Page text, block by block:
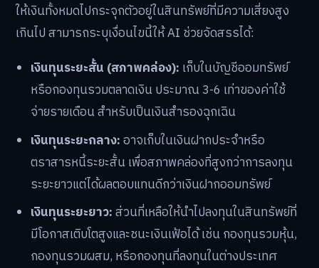
ให้เงินทั้งหมดไปกระจุกตัวอยู่ในสินทรัพย์ที่มีความเสี่ยงสูง
เกินไป สามารถระบุเงื่อนไขนี้ให้ AI ช่วยจัดสรรได้:
เงินทุนระยะสั้น (สภาพคล่อง): เก็บในบัญชีออมทรัพย์
หรือกองทุนรวมตลาดเงิน ประมาณ 3-6 เท่าของค่าใช้
จ่ายรายเดือน สำหรับเป็นเงินสำรองฉุกเฉิน
เงินทุนระยะกลาง:อาจเก็บในเงินฝากประจำหรือ
ตราสารหนี้ระยะสั้น เพื่อสภาพคล่องที่สูงกว่าการลงทุน
ระยะยาวแต่ได้ผลตอบแทนดีกว่าเงินฝากออมทรัพย์
เงินทุนระยะยาว:ส่วนที่เหลือให้นำไปลงทุนในสินทรัพย์ที่
มีโอกาสเติบโตสูงและชนะเงินเฟ้อได้ เช่น กองทุนรวมหุ้น,
กองทุนรวมผสม, หรือกองทุนที่ลงทุนในต่างประเทศ